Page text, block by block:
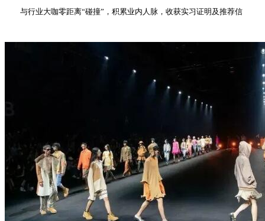
与行业大咖零距离“碰撞”，积累业内人脉，收获实习证明及推荐信